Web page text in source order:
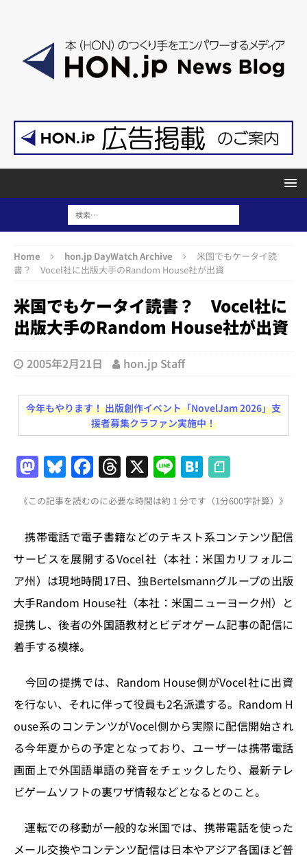
Home hon.jp DayWatch Archive
米国でもケータイ読
書？ Vocel社に出版大手のRandom House社が出資
米国でもケータイ読書？ Vocel社に
出版大手のRandom House社が出資
2005年2月21日 hon.jp Staff
今年もやります！ 出版創作イベント「NovelJam 2026」支
援者募集クラファン実施中！
M
a
st
o
d
o
n
Bl
u
e
s
k
y
F
a
c
e
b
o
o
k
T
h
re
a
d
s
X Li
n
e
H
at
e
n
a
《この記事を読むのに必要な時間は約 1 分です（1分600字計算）》
携帯電話で電子書籍などのテキスト系コンテンツ配信
サービスを展開するVocel社（本社：米国カリフォルニ
ア州）は現地時間17日、独Bertelsmannグループの出版
大手Random House社（本社：米国ニューヨーク州）と
提携し、後者の外国語教材とビデオゲーム記事の配信に
着手する模様。
今回の提携では、Random House側がVocel社に出資
を行ない、それに伴って役員も2名派遣する。Random H
ouse系のコンテンツがVocel側から実際に配信開始され
る今年夏からの予定となっており、ユーザーは携帯電話
画面上で外国語単語の発音をチェックしたり、最新テレ
ビゲームソフトの裏ワザ情報などとなるとのこと。
運転での移動が一般的な米国では、携帯電話を使った
メール交換やコンテンツ配信は日本やアジア各国ほど普